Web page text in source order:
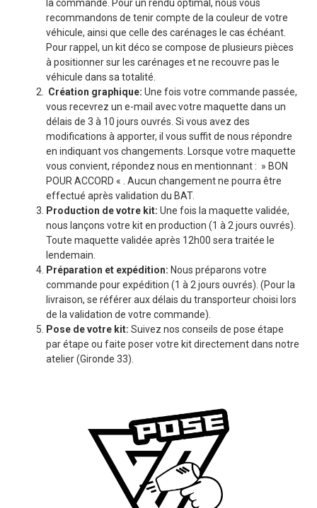
la commande. Pour un rendu optimal, nous vous
recommandons de tenir compte de la couleur de votre
véhicule, ainsi que celle des carénages le cas échéant.
Pour rappel, un kit déco se compose de plusieurs pièces
à positionner sur les carénages et ne recouvre pas le
véhicule dans sa totalité.
Création graphique: Une fois votre commande passée,
vous recevrez un e-mail avec votre maquette dans un
délais de 3 à 10 jours ouvrés. Si vous avez des
modifications à apporter, il vous suffit de nous répondre
en indiquant vos changements. Lorsque votre maquette
vous convient, répondez nous en mentionnant : » BON
POUR ACCORD « . Aucun changement ne pourra être
effectué après validation du BAT.
Production de votre kit: Une fois la maquette validée,
nous lançons votre kit en production (1 à 2 jours ouvrés).
Toute maquette validée après 12h00 sera traitée le
lendemain.
Préparation et expédition: Nous préparons votre
commande pour expédition (1 à 2 jours ouvrés). (Pour la
livraison, se référer aux délais du transporteur choisi lors
de la validation de votre commande).
Pose de votre kit: Suivez nos conseils de pose étape
par étape ou faite poser votre kit directement dans notre
atelier (Gironde 33).